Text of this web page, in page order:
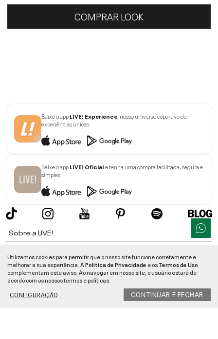
COMPRAR LOOK
Baixe o appLIVE! Experience, nosso universo esportivo de
experiências únicas.
Baixe o appLIVE! Oficiale tenha uma compra facilitada, segura e
simples.
Sobre a LIVE!
Informações
Utilizamos cookies para permitir que o nosso site funcione corretamente e
melhorar a sua experiência. APolitica de Privacidade e osTermos de Uso
complementam este aviso. Ao navegar em nosso site, o usuário estará de
acordo com os nossos termos e políticas.
CONFIGURAÇÃO
CONTINUAR E FECHAR